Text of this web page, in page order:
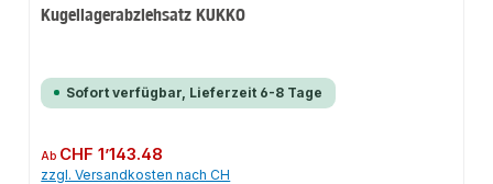
Kugellagerabziehsatz KUKKO
Sofort verfügbar, Lieferzeit 6-8 Tage
Regulärer Preis:
Ab CHF 1’143.48
zzgl. Versandkosten nach CH